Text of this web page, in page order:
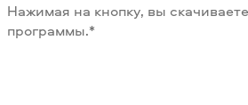
Нажимая на кнопку, вы
программы.*